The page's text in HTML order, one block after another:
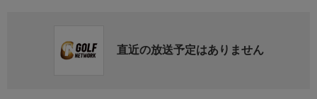
直近の放送予定はありません